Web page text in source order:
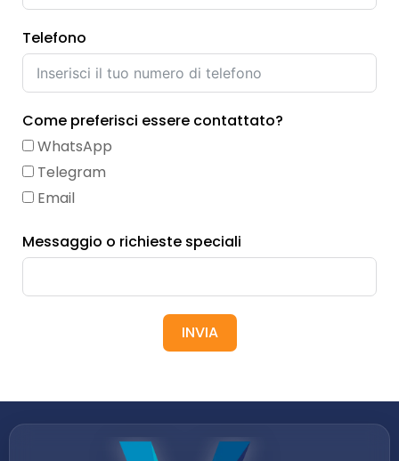
Telefono
Come preferisci essere contattato?
WhatsApp
Telegram
Email
Messaggio o richieste speciali
INVIA